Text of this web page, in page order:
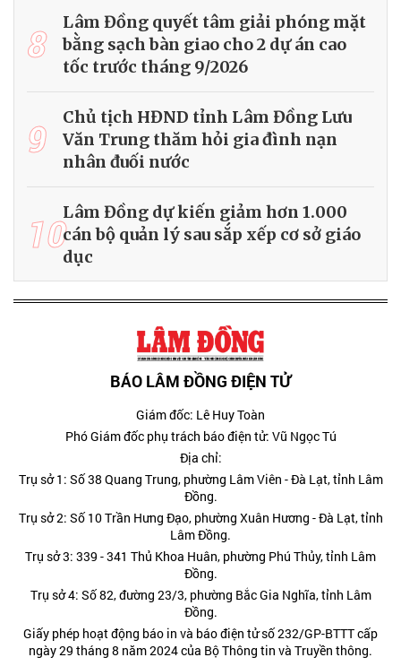
8
Lâm Đồng quyết tâm giải phóng mặt
bằng sạch bàn giao cho 2 dự án cao
tốc trước tháng 9/2026
9
Chủ tịch HĐND tỉnh Lâm Đồng Lưu
Văn Trung thăm hỏi gia đình nạn
nhân đuối nước
10Lâm Đồng dự kiến giảm hơn 1.000
cán bộ quản lý sau sắp xếp cơ sở giáo
dục
BÁO LÂM ĐỒNG ĐIỆN TỬ
Giám đốc: Lê Huy Toàn
Phó Giám đốc phụ trách báo điện tử: Vũ Ngọc Tú
Địa chỉ:
Trụ sở 1: Số 38 Quang Trung, phường Lâm Viên - Đà Lạt, tỉnh Lâm
Đồng.
Trụ sở 2: Số 10 Trần Hưng Đạo, phường Xuân Hương - Đà Lạt, tỉnh
Lâm Đồng.
Trụ sở 3: 339 - 341 Thủ Khoa Huân, phường Phú Thủy, tỉnh Lâm
Đồng.
Trụ sở 4: Số 82, đường 23/3, phường Bắc Gia Nghĩa, tỉnh Lâm
Đồng.
Giấy phép hoạt động báo in và báo điện tử số 232/GP-BTTT cấp
ngày 29 tháng 8 năm 2024 của Bộ Thông tin và Truyền thông.